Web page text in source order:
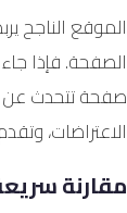
الموقع الناجح
الصفحة. فإذا
صفحة تتحدث عن
الاعتراضات،
مقارنة